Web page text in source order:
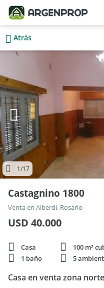
Atrás
1/17
Castagnino 1800
Venta en Alberdi, Rosario
USD 40.000
Casa
1 baño
5
Casa en venta zona